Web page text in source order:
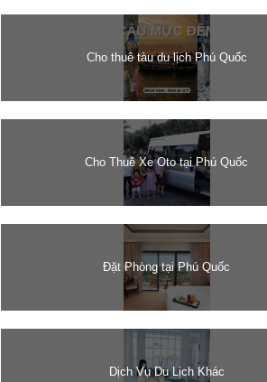
Cho thuê tàu du lịch Phú Quốc
Cho Thuê Xe Oto tại Phú Quốc
Đặt Phòng tại Phú Quốc
Dịch Vụ Du Lịch Khác